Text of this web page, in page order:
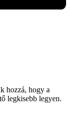
hozzá, hogy a
legkisebb legyen.